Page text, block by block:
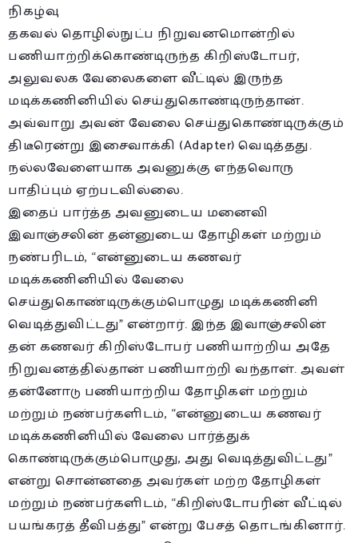
நிகழ்வு
தகவல் தொழில்நுட்ப நிறுவனமொன்றில்
பணியாற்றிக்கொண்டிருந்த கிறிஸ்டோபர்,
அலுவலக வேலைகளை வீட்டில் இருந்த
மடிக்கணினியில் செய்துகொண்டிருந்தான்.
அவ்வாறு அவன் வேலை செய்துகொண்டிருக்கும்
திடீரென்று இசைவாக்கி (Adapter) வெடித்தது.
நல்லவேளையாக அவனுக்கு எந்தவொரு
பாதிப்பும் ஏற்படவில்லை.
இதைப் பார்த்த அவனுடைய மனைவி
இவாஞ்சலின் தன்னுடைய தோழிகள் மற்றும்
நண்பரிடம், “என்னுடைய கணவர்
மடிக்கணினியில் வேலை
செய்துகொண்டிருக்கும்பொழுது மடிக்கணினி
வெடித்துவிட்டது” என்றார். இந்த இவாஞ்சலின்
தன் கணவர் கிறிஸ்டோபர் பணியாற்றிய அதே
நிறுவனத்தில்தான் பணியாற்றி வந்தாள். அவள்
தன்னோடு பணியாற்றிய தோழிகள் மற்றும்
மற்றும் நண்பர்களிடம், “என்னுடைய கணவர்
மடிக்கணினியில் வேலை பார்த்துக்
கொண்டிருக்கும்பொழுது, அது வெடித்துவிட்டது”
என்று சொன்னதை அவர்கள் மற்ற தோழிகள்
மற்றும் நண்பர்களிடம், “கிறிஸ்டோபரின் வீட்டில்
பயங்கரத் தீவிபத்து” என்று பேசத் தொடங்கினார்.